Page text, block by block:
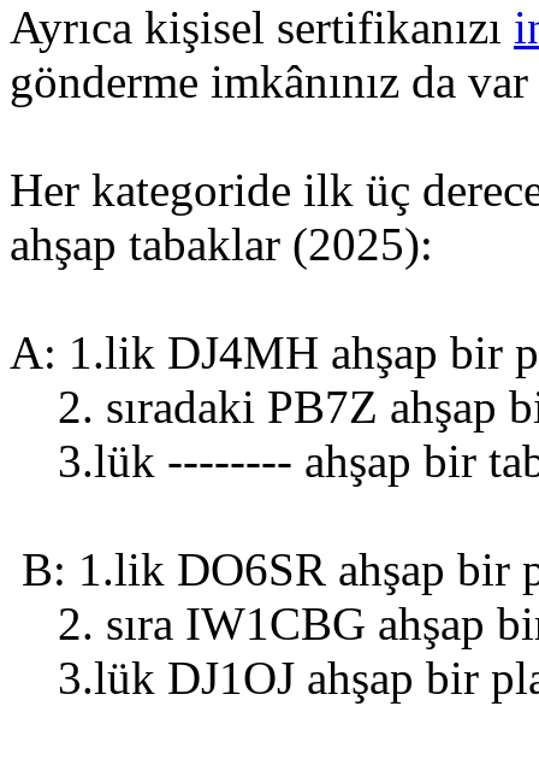
Ayrıca kişisel sertifikanızı
gönderme imkânınız da
Her kategoride ilk üç
ahşap tabaklar (2025):
A: 1.lik DJ4MH ahşap bir
2. sıradaki PB7Z ahşap
3.lük -------- ahşap bir
B: 1.lik DO6SR ahşap bir
2. sıra IW1CBG ahşap
3.lük DJ1OJ ahşap bir